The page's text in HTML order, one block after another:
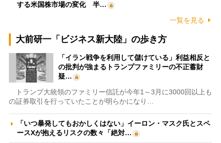
する米国株市場の変化 半…
一覧を見る
大前研一「ビジネス新大陸」の歩き方
「イラン戦争を利用して儲けている」利益相反と
の批判が強まるトランプファミリーの不正蓄財
疑…
トランプ大統領のファミリー信託が今年1～3月に3000回以上も
の証券取引を行っていたことが明らかになり…
「いつ暴発してもおかしくはない」イーロン・マスク氏とスペ
ースXが抱えるリスクの数々「絶対…